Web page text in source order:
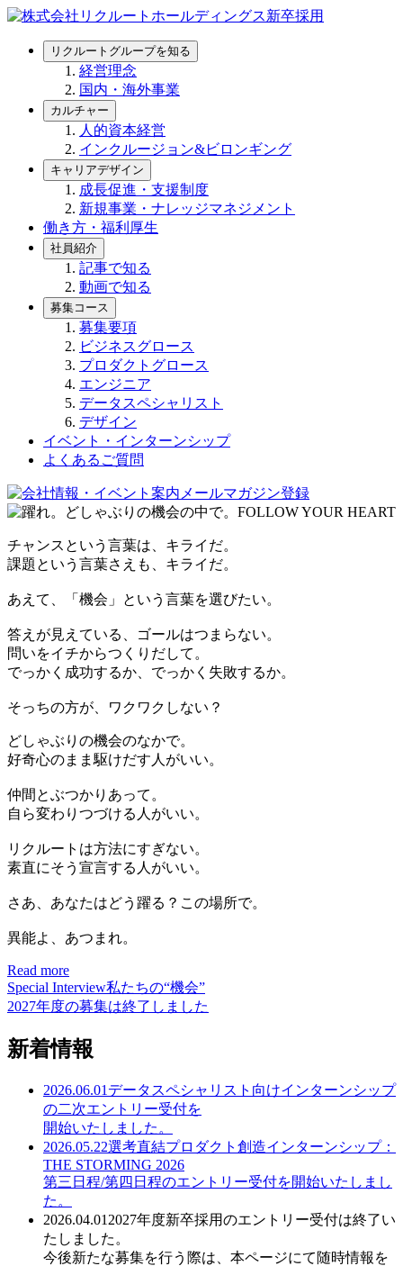
リクルートグループを知る
経営理念
国内・海外事業
カルチャー
人的資本経営
インクルージョン&ビロンギング
キャリアデザイン
成長促進・支援制度
新規事業・ナレッジマネジメント
働き方・福利厚生
社員紹介
記事で知る
動画で知る
募集コース
募集要項
ビジネスグロース
プロダクトグロース
エンジニア
データスペシャリスト
デザイン
イベント・インターンシップ
よくあるご質問
チャンスという言葉は、キライだ。
課題という言葉さえも、キライだ。
あえて、「機会」という言葉を選びたい。
答えが見えている、ゴールはつまらない。
問いをイチからつくりだして。
でっかく成功するか、でっかく失敗するか。
そっちの方が、ワクワクしない？
どしゃぶりの機会のなかで。
好奇心のまま駆けだす人がいい。
仲間とぶつかりあって。
自ら変わりつづける人がいい。
リクルートは方法にすぎない。
素直にそう宣言する人がいい。
さあ、あなたはどう躍る？この場所で。
異能よ、あつまれ。
Read more
Special Interview私たちの“機会”
2027年度の募集は終了しました
新着情報
2026.06.01 データスペシャリスト向けインターンシップ
の二次エントリー受付を
開始いたしました。
2026.05.22選考直結プロダクト創造インターンシップ：
THE STORMING 2026
第三日程/第四日程のエントリー受付を開始いたしまし
た。
2026.04.01 2027年度新卒採用のエントリー受付は終了い
たしました。
今後新たな募集を行う際は、本ページにて随時情報を